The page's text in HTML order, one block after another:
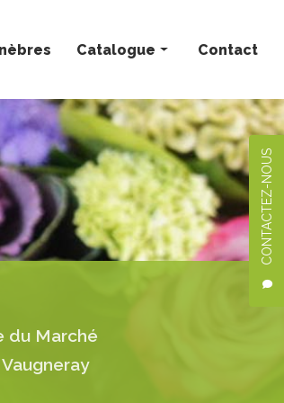
CONTACTEZ-NOUS
Catalogue
Bouquets personnalisés
Compositions florales
Deuil
Mariage
Plantes
Contact
du Marché